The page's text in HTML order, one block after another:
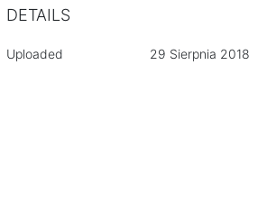
DETAILS
Uploaded 29 Sierpnia 2018